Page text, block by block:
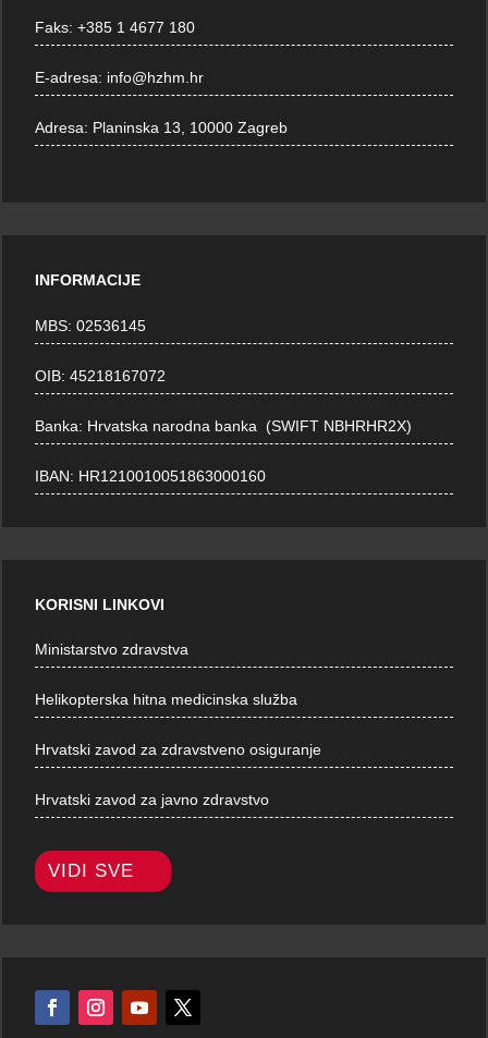
Faks:+385 1 4677 180
E-adresa: info@hzhm.hr
Adresa: Planinska 13, 10000 Zagreb
INFORMACIJE
MBS: 02536145
OIB: 45218167072
Banka: Hrvatska narodna banka (SWIFT NBHRHR2X)
IBAN: HR1210010051863000160
KORISNI LINKOVI
Ministarstvo zdravstva
Helikopterska hitna medicinska služba
Hrvatski zavod za zdravstveno osiguranje
Hrvatski zavod za javno zdravstvo
VIDI SVE